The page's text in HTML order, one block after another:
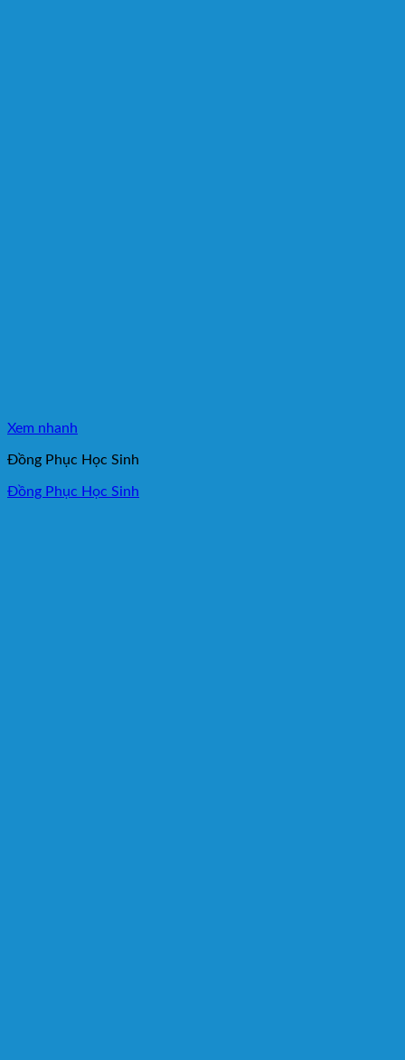
Xem nhanh
Đồng Phục Học Sinh
Đồng Phục Học Sinh